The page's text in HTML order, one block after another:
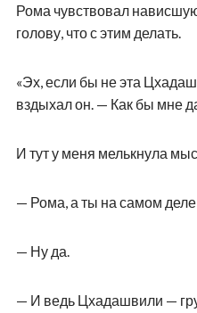
Рома чувствовал
голову, что с этим делать.
«Эх, если бы не эта
вздыхал он. — Как бы мне
И тут у меня мелькнула
— Рома, а ты на самом
— Ну да.
— И ведь Цхадашвили —